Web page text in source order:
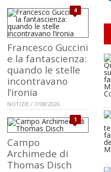
4
Francesco Guccini
e la fantascienza:
quando le stelle
incontravano
l’ironia
NOTIZIE / 7/08/2026
1
Campo
Archimede di
Thomas Disch